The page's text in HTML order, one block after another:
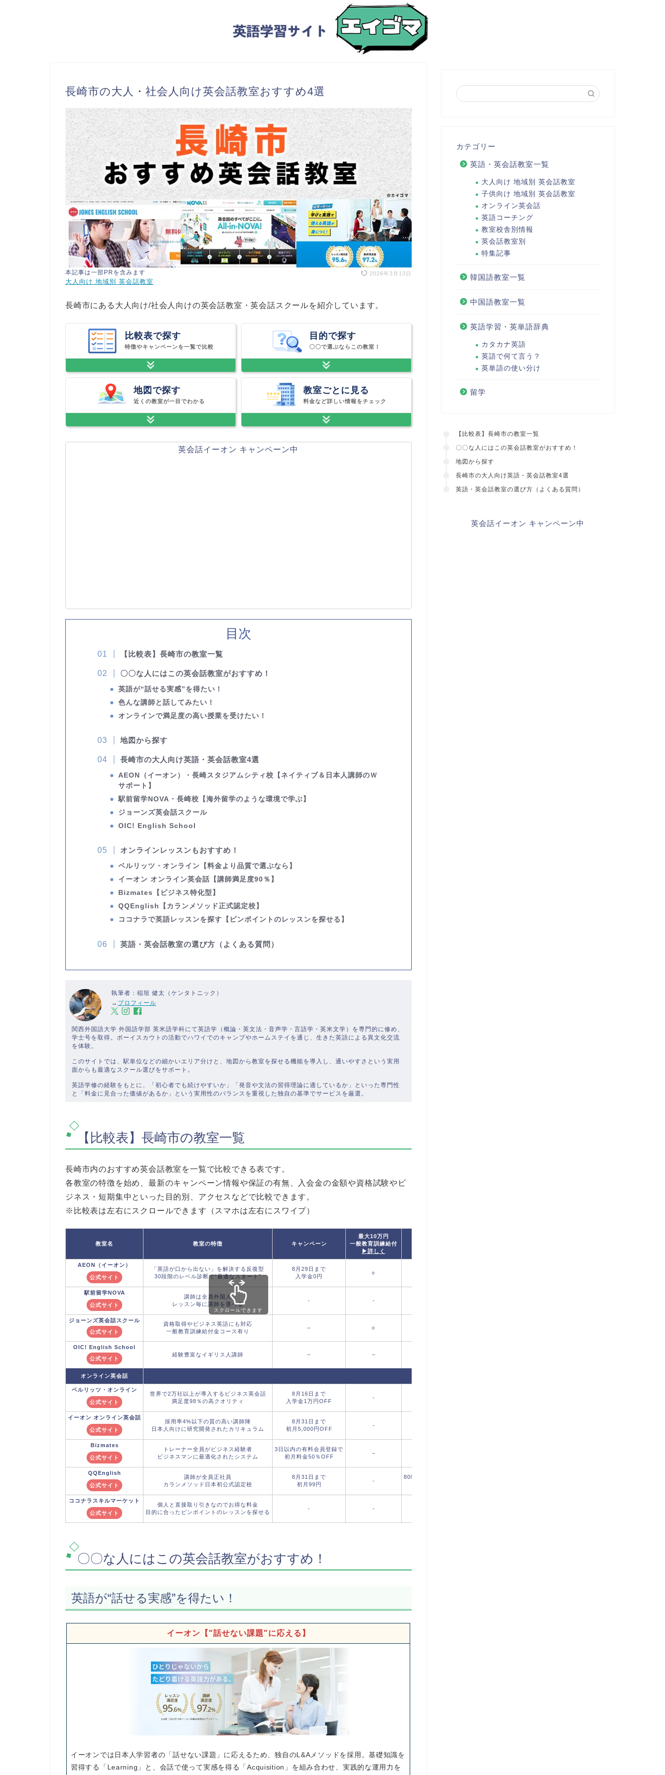
長崎市の大人・社会人向け英会話教室おすすめ4選
本記事は一部PRを含みます 2026年3月13日
大人向け 地域別 英会話教室
長崎市にある大人向け/社会人向けの英会話教室・英会話スクールを紹介しています。
比較表で探す
特徴やキャンペーンを一覧で比較
目的で探す
〇〇で選ぶならこの教室！
地図で探す
近くの教室が一目でわかる
教室ごとに見る
料金など詳しい情報をチェック
英会話イーオン キャンペーン中
目次
【比較表】長崎市の教室一覧
〇〇な人にはこの英会話教室がおすすめ！
英語が“話せる実感”を得たい！
色んな講師と話してみたい！
オンラインで満足度の高い授業を受けたい！
地図から探す
長崎市の大人向け英語・英会話教室4選
AEON（イーオン）・長崎スタジアムシティ校 【ネイティブ＆日本人講師のＷ
サポート】
駅前留学NOVA・長崎校 【海外留学のような環境で学ぶ】
ジョーンズ英会話スクール
OIC! English School
オンラインレッスンもおすすめ！
ベルリッツ・オンライン 【料金より品質で選ぶなら】
イーオン オンライン英会話 【講師満足度90％】
Bizmates
【ビジネス特化型】
QQEnglish
【カランメソッド正式認定校】
ココナラで英語レッスンを探す 【ピンポイントのレッスンを探せる】
英語・英会話教室の選び方 （よくある質問）
執筆者：稲垣 健太（ケンタトニック）
→ プロフィール
関西外国語大学 外国語学部 英米語学科にて英語学（概論・英文法・音声学・言語学・英米文学）を専門的に修め、
学士号を取得。ボーイスカウトの活動でハワイでのキャンプやホームステイを通じ、生きた英語による異文化交流
を体験。
このサイトでは、駅単位などの細かいエリア分けと、地図から教室を探せる機能を導入し、通いやすさという実用
面からも最適なスクール選びをサポート。
英語学修の経験をもとに、「初心者でも続けやすいか」「発音や文法の習得理論に適しているか」といった専門性
と「料金に見合った価値があるか」という実用性のバランスを重視した独自の基準でサービスを厳選。
【比較表】長崎市の教室一覧
長崎市内のおすすめ英会話教室を一覧で比較できる表です。
各教室の特徴を始め、最新のキャンペーン情報や保証の有無、入会金の金額や資格試験やビ
ジネス・短期集中といった目的別、アクセスなどで比較できます。
※比較表は左右にスクロールできます（スマホは左右にスワイプ）
教室名 教室の特徴 キャンペーン
最大10万円
一般教育訓練給付
▶詳しく
AEON（イーオン）
公式サイト
「英語が口から出ない」を解決する反復型
30段階のレベル診断で“最適なスタート”
8月29日まで
入学金0円
○
駅前留学NOVA
公式サイト
講師は全員外国人
レッスン毎に講師を選べる
- -
ジョーンズ英会話スクール
公式サイト
資格取得やビジネス英語にも対応
一般教育訓練給付金コース有り
– ○
OIC! English School
公式サイト
経験豊富なイギリス人講師 – –
オンライン英会話
ベルリッツ ・オンライン
公式サイト
世界で2万社以上が導入するビジネス英会話
満足度98％の高クオリティ
8月16日まで
入学金1万円OFF
-
イーオン オンライン英会話
公式サイト
採用率4%以下の質の高い講師陣
日本人向けに研究開発されたカリキュラム
8月31日まで
初月5,000円OFF
-
Bizmates
公式サイト
トレーナー全員がビジネス経験者
ビジネスマンに最適化されたシステム
3日以内の有料会員登録で
初月料金50％OFF
–
QQEnglish
公式サイト
講師が全員正社員
カランメソッド日本初公式認定校
8月31日まで
初月99円
-
80時間受講後、効果を実感できなかったら
ココナラ スキルマーケット
公式サイト
個人と直接取り引きなのでお得な料金
目的に合ったピンポイントのレッスンを探せる
- -
スクロールできます
〇〇な人にはこの英会話教室がおすすめ！
英語が“話せる実感”を得たい！
イーオン【"話せない課題"に応える】
イーオンでは日本人学習者の「話せない課題」に応えるため、独自のL&Aメソッドを採用。基礎知識を
習得する「Learning」と、会話で使って実感を得る「Acquisition」を組み合わせ、実践的な運用力を
カテゴリー
英語・英会話教室一覧
大人向け 地域別 英会話教室
子供向け 地域別 英会話教室
オンライン英会話
英語コーチング
教室校舎別情報
英会話教室別
特集記事
韓国語教室一覧
中国語教室一覧
英語学習・英単語辞典
カタカナ英語
英語で何て言う？
英単語の使い分け
留学
【比較表】長崎市の教室一覧
〇〇な人にはこの英会話教室がおすすめ！
地図から探す
長崎市の大人向け英語・英会話教室4選
英語・英会話教室の選び方 （よくある質問）
英会話イーオン キャンペーン中